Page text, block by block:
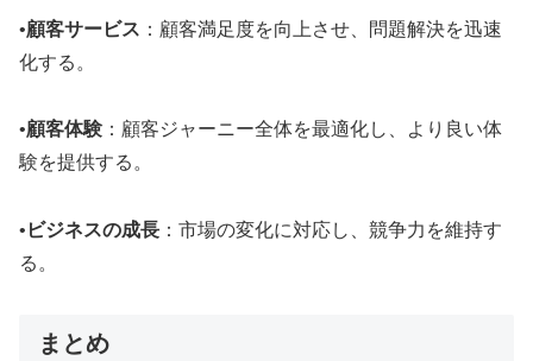
•顧客サービス ：顧客満足度を向上させ、問題解決を迅速
化する 。
•顧客体験 ：顧客ジャーニー全体を最適化し、より良い体
験を提供する。
• ビジネスの成長 ：市場の変化に対応し、競争力を維持す
る 。
まとめ